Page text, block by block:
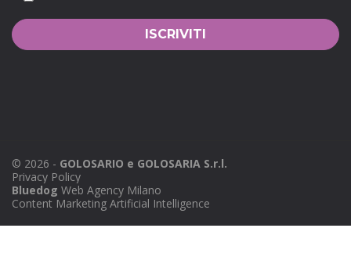
© 2026 - GOLOSARIO e GOLOSARIA S.r.l.
Privacy Policy
Bluedog Web Agency Milano
Content Marketing Artificial Intelligence